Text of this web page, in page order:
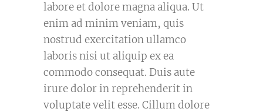
labore et dolore magna aliqua. Ut
enim ad minim veniam, quis
nostrud exercitation ullamco
laboris nisi ut aliquip ex ea
commodo consequat. Duis aute
irure dolor in reprehenderit in
voluptate velit esse. Cillum dolore